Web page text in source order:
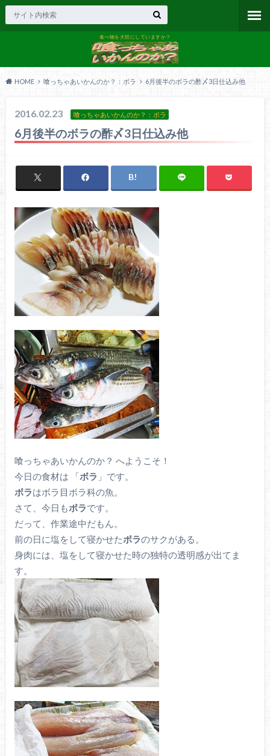
食べ物を大切にしていますか？
HOME 喰っちゃあいかんのか？：ボラ 6月後半のボラの酢〆3日仕込み他
2016.02.23 喰っちゃあいかんのか？：ボラ
6月後半のボラの酢〆3日仕込み他
喰っちゃあいかんのか？ へようこそ！
今日の食材は 「ボラ 」です。
ボラはボラ目ボラ科の魚。
さて、今日もボラです。
だって、作業途中だもん。
前の日に塩をして寝かせたボラのサクがある。
身肉には、塩をして寝かせた時の独特の透明感が出てま
す。